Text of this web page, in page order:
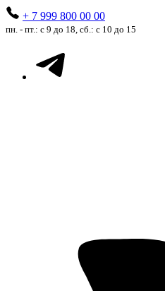
+ 7 999 800 00 00
пн. - пт.: с 9 до 18, сб.: с 10 до 15